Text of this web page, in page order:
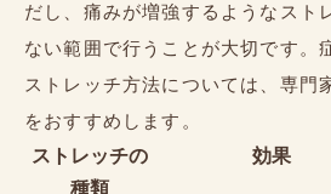
だし、痛みが増強するようなスト
ない範囲で行うことが大切です。
ストレッチ方法については、専門
をおすすめします。
ストレッチの
種類
効果